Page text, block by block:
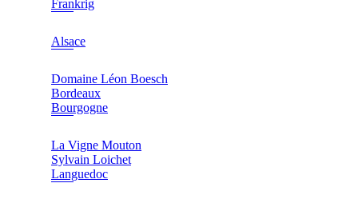
Frankrig
Alsace
Domaine Léon Boesch
Bordeaux
Bourgogne
La Vigne Mouton
Sylvain Loichet
Languedoc